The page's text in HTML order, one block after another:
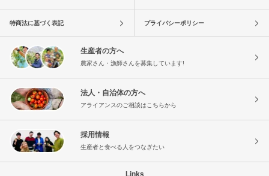
特商法に基づく表記 プライバシーポリシー
生産者の方へ
農家さん・漁師さんを募集しています!
法人・自治体の方へ
アライアンスのご相談はこちらから
採用情報
生産者と食べる人をつなぎたい
Links